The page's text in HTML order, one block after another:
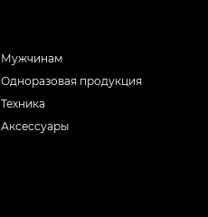
Мужчинам
Одноразовая продукция
Техника
Аксессуары